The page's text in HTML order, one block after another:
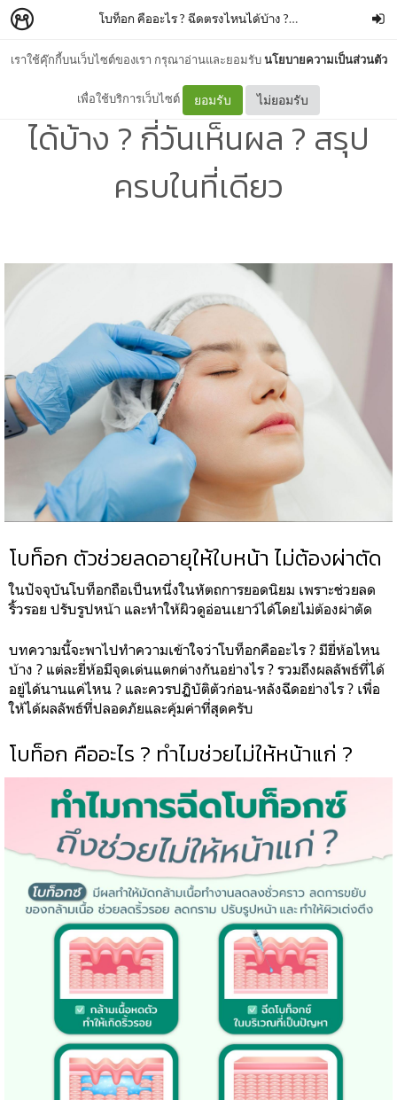
เราใช้คุ๊กกี้บนเว็บไซต์ของเรา กรุณาอ่านและยอมรับนโยบายความเป็นส่วนตัว
เพื่อใช้บริการเว็บไซต์ ยอมรับ ไม่ยอมรับ
โบท็อก คืออะไร ? ฉีดตรงไหนได้บ้าง ? กี่วันเห็นผล ? สรุปครบในที่เดียว
โบท็อก คืออะไร ? ฉีดตรงไหน
ได้บ้าง ? กี่วันเห็นผล ? สรุป
ครบในที่เดียว
โบท็อก ตัวช่วยลดอายุให้ใบหน้า ไม่ต้องผ่าตัด
ในปัจจุบันโบท็อกถือเป็นหนึ่งในหัตถการยอดนิยม เพราะช่วยลด
ริ้วรอย ปรับรูปหน้า และทำให้ผิวดูอ่อนเยาว์ได้โดยไม่ต้องผ่าตัด
บทความนี้จะพาไปทำความเข้าใจว่าโบท็อกคืออะไร ? มียี่ห้อไหน
บ้าง ? แต่ละยี่ห้อมีจุดเด่นแตกต่างกันอย่างไร ? รวมถึงผลลัพธ์ที่ได้
อยู่ได้นานแค่ไหน ? และควรปฏิบัติตัวก่อน-หลังฉีดอย่างไร ? เพื่อ
ให้ได้ผลลัพธ์ที่ปลอดภัยและคุ้มค่าที่สุดครับ
โบท็อก คืออะไร ? ทำไมช่วยไม่ให้หน้าแก่ ?